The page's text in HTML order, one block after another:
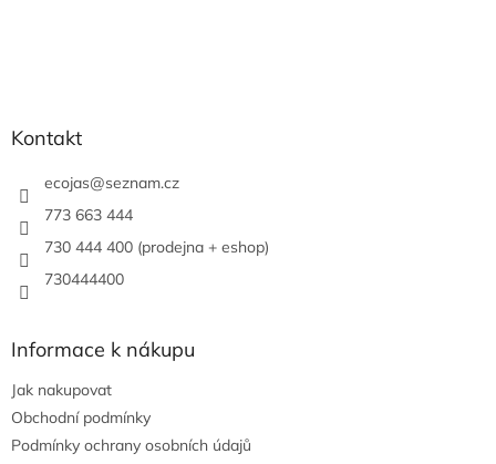
Kontakt
ecojas@seznam.cz
773 663 444
730 444 400 (prodejna + eshop)
730444400
Informace k nákupu
Jak nakupovat
Obchodní podmínky
Podmínky ochrany osobních údajů